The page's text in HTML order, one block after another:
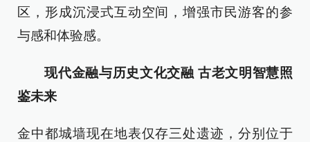
区，形成沉浸式互动空间，增强市民游客的参
与感和体验感。
现代金融与历史文化交融 古老文明智慧照
鉴未来
金中都城墙现在地表仅存三处遗迹，分别位于